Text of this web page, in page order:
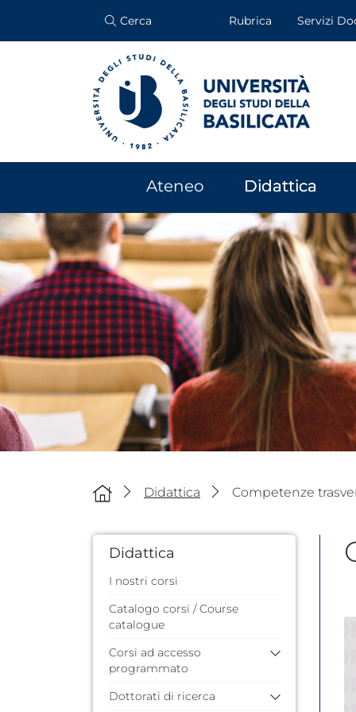
Cerca Rubrica Servizi
Ateneo Didattica
Didattica Competenze
Didattica
I nostri corsi
Catalogo corsi / Course
catalogue
Corsi ad accesso
programmato
Anni precedenti
Dottorati di ricerca